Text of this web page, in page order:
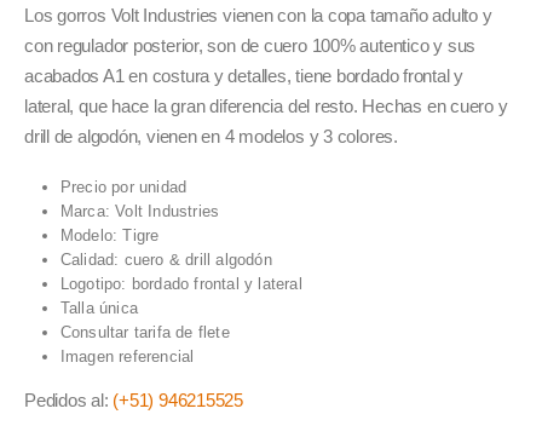
original
era:
S/79.99.
actual
es:
S/49.90.
Los gorros Volt Industries vienen con la copa tamaño adulto y
con regulador posterior, son de cuero 100% autentico y sus
acabados A1 en costura y detalles, tiene bordado frontal y
lateral, que hace la gran diferencia del resto. Hechas en cuero y
drill de algodón, vienen en 4 modelos y 3 colores.
Precio por unidad
Marca: Volt Industries
Modelo: Tigre
Calidad: cuero & drill algodón
Logotipo: bordado frontal y lateral
Talla única
Consultar tarifa de flete
Imagen referencial
Pedidos al: (+51) 946215525